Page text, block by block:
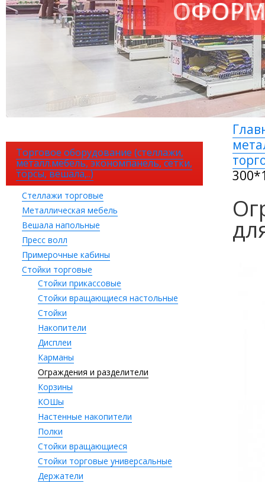
Торговое оборудование (стеллажи,
металл.мебель, экономпанель, сетки,
торсы, вешала,..)
Стеллажи торговые
Металлическая мебель
Вешала напольные
Пресс волл
Примерочные кабины
Стойки торговые
Стойки прикассовые
Стойки вращающиеся настольные
Стойки
Накопители
Дисплеи
Карманы
Ограждения и разделители
Корзины
КОШы
Настенные накопители
Полки
Стойки вращающиеся
Стойки торговые универсальные
Держатели